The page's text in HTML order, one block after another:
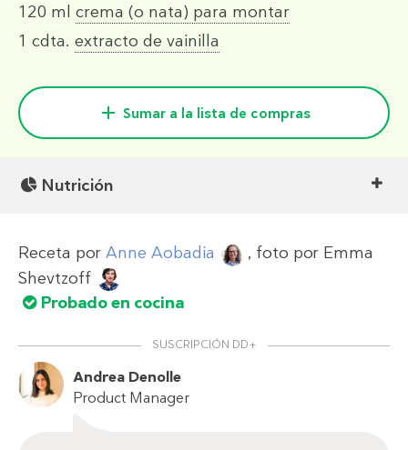
120 ml crema (o nata) para montar
1 cdta. extracto de vainilla
Sumar a la lista de compras
Nutrición
Receta por Anne Aobadia , foto por Emma
Shevtzoff
Probado en cocina
SUSCRIPCIÓN DD+
Andrea Denolle
Product Manager